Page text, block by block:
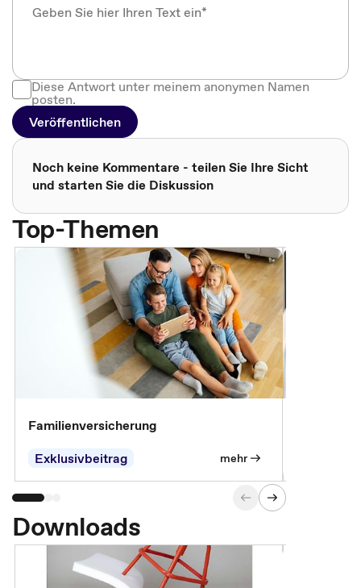
Diese Antwort unter meinem anonymen Namen
posten.
Veröffentlichen
Noch keine Kommentare - teilen Sie Ihre Sicht
und starten Sie die Diskussion
Top-Themen
Familienversicherung
Exklusivbeitrag
mehr
Downloads